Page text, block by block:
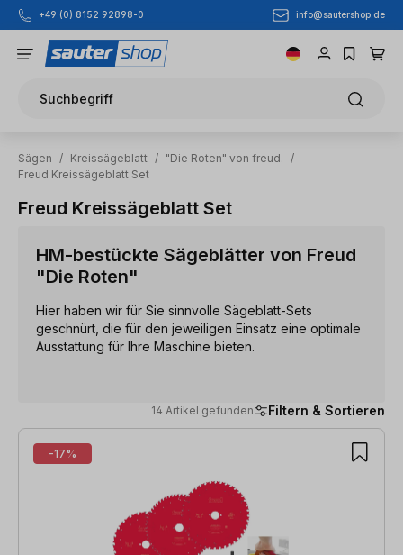
Zum Hauptinhalt springen
+49 (0) 8152 92898-0 info@sautershop.de
Suchbegriff
Sägen / Kreissägeblatt / "Die Roten" von freud.
/
Freud Kreissägeblatt Set
Freud Kreissägeblatt Set
HM-bestückte Sägeblätter von Freud
"Die Roten"
Hier haben wir für Sie sinnvolle Sägeblatt-Sets
geschnürt, die für den jeweiligen Einsatz eine optimale
Ausstattung für Ihre Maschine bieten.
14 Artikel gefunden Filtern & Sortieren
14 Artikel gefunden
-17%